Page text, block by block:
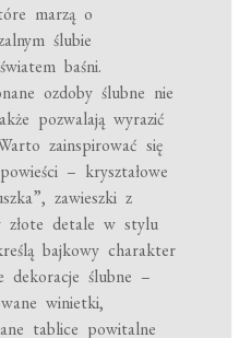
marzą o
ślubie
baśni.
ozdoby ślubne nie
pozwalają wyrazić
zainspirować się
– kryształowe
zawieszki z
złote detale w stylu
bajkowy charakter
dekoracje ślubne –
winietki,
tablice powitalne